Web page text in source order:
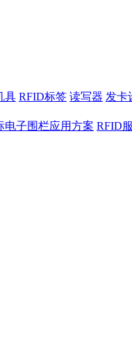
具 RFID标签 读写器 发卡
电子围栏应用方案 RFID